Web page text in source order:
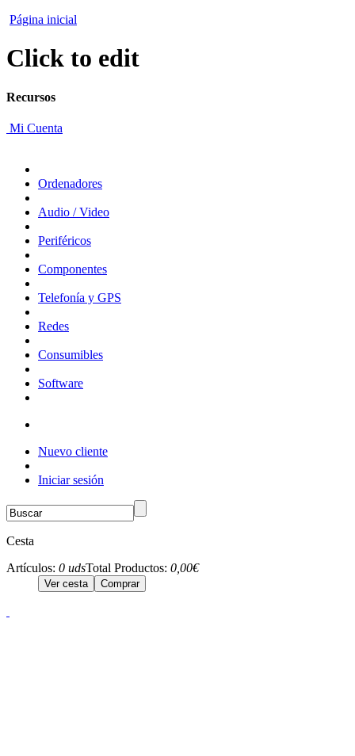
Página inicial
Click to edit
Recursos
Mi Cuenta
Ordenadores
Audio / Video
Periféricos
Componentes
Telefonía y GPS
Redes
Consumibles
Software
Nuevo cliente
Iniciar sesión
Cesta
Artículos: 0 udsTotal Productos: 0,00€